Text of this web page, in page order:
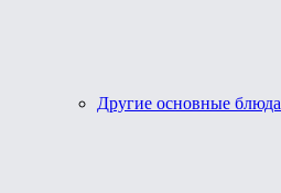
Другие основные блюда